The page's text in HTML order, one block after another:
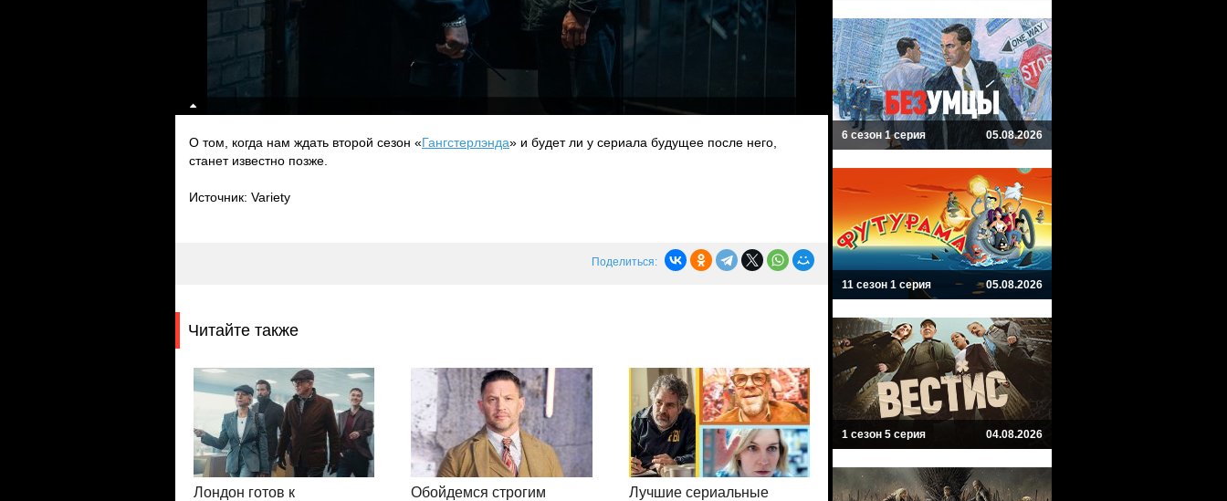
О том, когда нам ждать второй сезон «Гангстерлэнда» и будет ли у сериала будущее после него,
станет известно позже.
Источник: Variety
Поделиться:
Читайте также
Лондон готов к
Обойдемся строгим
Лучшие сериальные
6 сезон 1 серия 05.08.2026
11 сезон 1 серия 05.08.2026
1 сезон 5 серия 04.08.2026